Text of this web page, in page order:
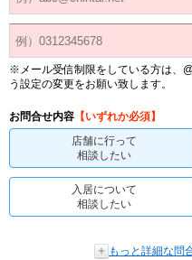
※メール受信制限をしている方は、
う設定の変更をお願い致します。
お問合せ内容 【いずれか必須】
店舗に行って
相談したい
入居について
相談したい
もっと詳細な問